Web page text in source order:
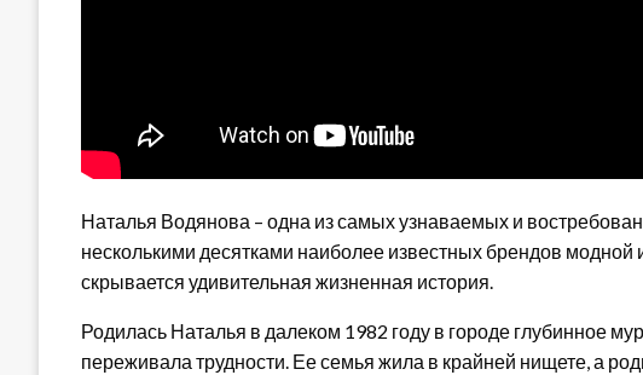
Наталья Водянова – одна из самых узнаваемых и
несколькими десятками наиболее известных брендов модной
скрывается удивительная жизненная история.
Родилась Наталья в далеком 1982 году в городе глубинное
переживала трудности. Ее семья жила в крайней нищете, а